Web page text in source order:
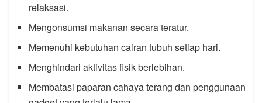
relaksasi.
Mengonsumsi makanan secara teratur.
Memenuhi kebutuhan cairan tubuh setiap hari.
Menghindari aktivitas fisik berlebihan.
Membatasi paparan cahaya terang dan penggunaan